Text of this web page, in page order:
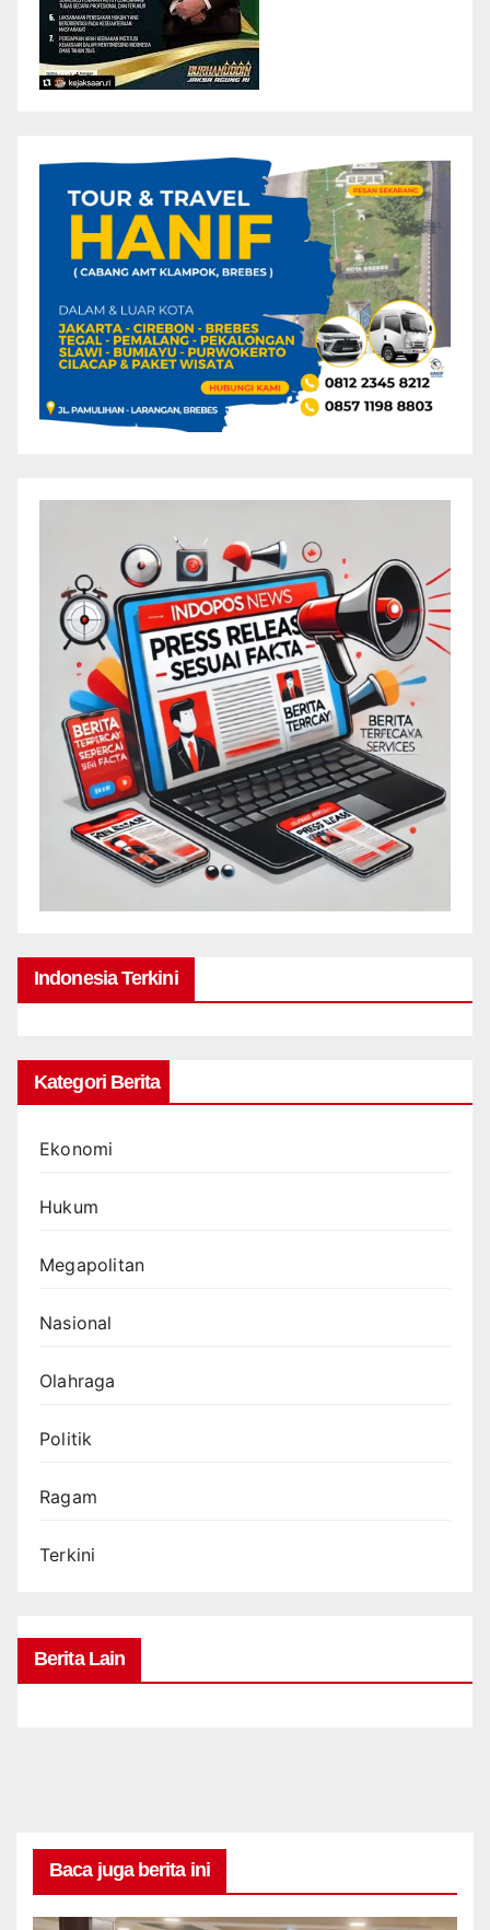
Indonesia Terkini
Kategori Berita
Ekonomi
Hukum
Megapolitan
Nasional
Olahraga
Politik
Ragam
Terkini
Berita Lain
Baca juga berita ini